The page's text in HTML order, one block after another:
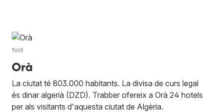
font
Orà
La ciutat té 803.000 habitants. La divisa de curs legal
és dinar algerià (DZD). Trabber ofereix a Orà 24 hotels
per als visitants d'aquesta ciutat de Algèria.